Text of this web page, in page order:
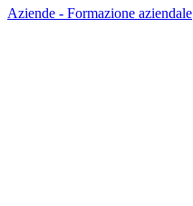
Aziende - Formazione aziendale